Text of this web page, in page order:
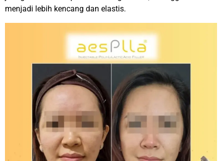
menjadi lebih kencang dan elastis.